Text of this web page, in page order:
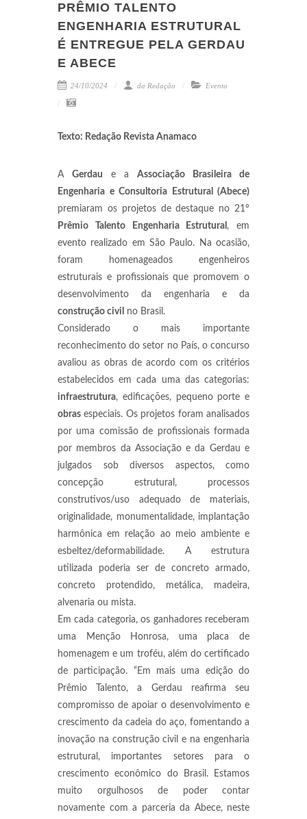
PRÊMIO TALENTO
ENGENHARIA ESTRUTURAL
É ENTREGUE PELA GERDAU
E ABECE
24/10/2024 da Redação Evento
Texto: Redação Revista Anamaco
A Gerdau e a Associação Brasileira de
Engenharia e Consultoria Estrutural (Abece)
premiaram os projetos de destaque no 21º
Prêmio Talento Engenharia Estrutural , em
evento realizado em São Paulo. Na ocasião,
foram homenageados engenheiros
estruturais e profissionais que promovem o
desenvolvimento da engenharia e da
construção civil
no Brasil.
Considerado o mais importante
reconhecimento do setor no País, o concurso
avaliou as obras de acordo com os critérios
estabelecidos em cada uma das categorias:
infraestrutura, edificações, pequeno porte e
obras especiais. Os projetos foram analisados
por uma comissão de profissionais formada
por membros da Associação e da Gerdau e
julgados sob diversos aspectos, como
concepção estrutural, processos
construtivos/uso adequado de materiais,
originalidade, monumentalidade, implantação
harmônica em relação ao meio ambiente e
esbeltez/deformabilidade. A estrutura
utilizada poderia ser de concreto armado,
concreto protendido, metálica, madeira,
alvenaria ou mista.
Em cada categoria, os ganhadores receberam
uma Menção Honrosa, uma placa de
homenagem e um troféu, além do certificado
de participação. “Em mais uma edição do
Prêmio Talento, a Gerdau reafirma seu
compromisso de apoiar o desenvolvimento e
crescimento da cadeia do aço, fomentando a
inovação na construção civil e na engenharia
estrutural, importantes setores para o
crescimento econômico do Brasil. Estamos
muito orgulhosos de poder contar
novamente com a parceria da Abece, neste